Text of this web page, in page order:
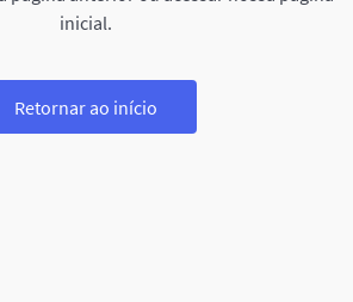
inicial.
Retornar ao início